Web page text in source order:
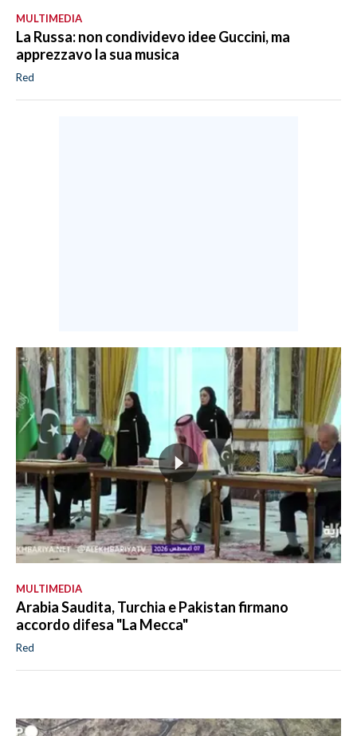
MULTIMEDIA
La Russa: non condividevo idee Guccini, ma
apprezzavo la sua musica
Red
MULTIMEDIA
Arabia Saudita, Turchia e Pakistan firmano
accordo difesa "La Mecca"
Red